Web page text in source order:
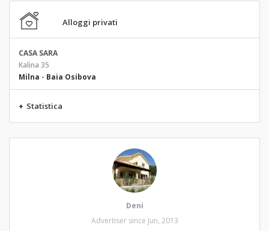
Alloggi privati
CASA SARA
Kalina 35
Milna - Baia Osibova
+ Statistica
Deni
Advertiser since Jun, 2013